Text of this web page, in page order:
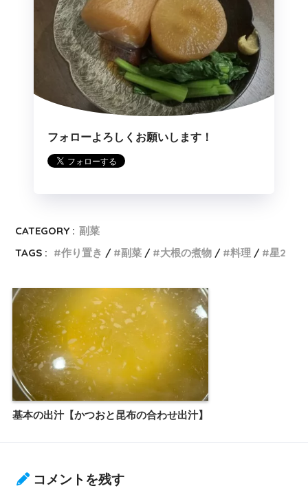
フォローよろしくお願いします！
CATEGORY : 副菜
TAGS :
作り置き 副菜 大根の煮物 料理 星2
基本の出汁【かつおと昆布の合わせ出汁】
コメントを残す